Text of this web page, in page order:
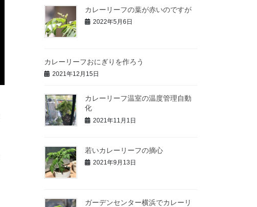
カレーリーフの葉が赤いのですが
2022年5月6日
カレーリーフおにぎりを作ろう
2021年12月15日
カレーリーフ温室の温度管理自動
化
2021年11月1日
若いカレーリーフの摘心
2021年9月13日
ガーデンセンター横浜でカレーリ